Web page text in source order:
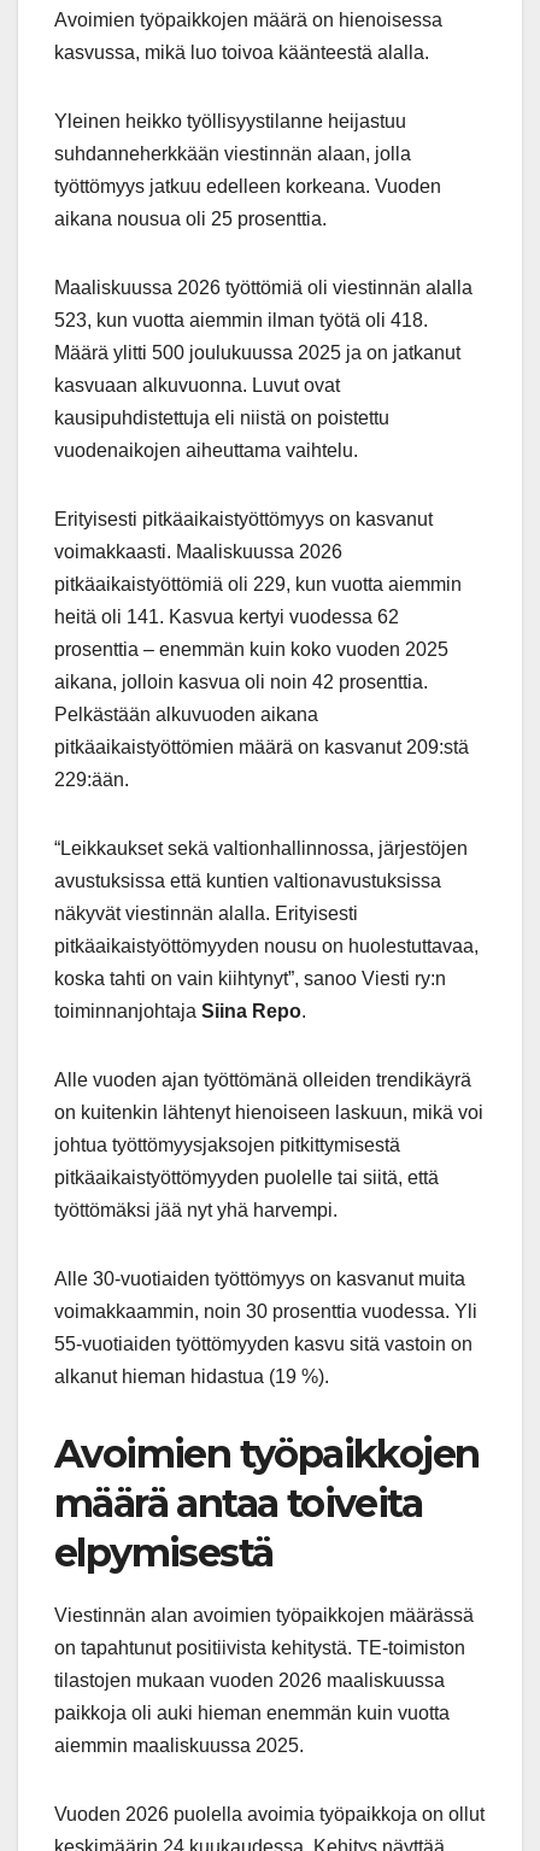
Avoimien työpaikkojen määrä on hienoisessa
kasvussa, mikä luo toivoa käänteestä alalla.
Yleinen heikko työllisyystilanne heijastuu
suhdanneherkkään viestinnän alaan, jolla
työttömyys jatkuu edelleen korkeana. Vuoden
aikana nousua oli 25 prosenttia.
Maaliskuussa 2026 työttömiä oli viestinnän alalla
523, kun vuotta aiemmin ilman työtä oli 418.
Määrä ylitti 500 joulukuussa 2025 ja on jatkanut
kasvuaan alkuvuonna. Luvut ovat
kausipuhdistettuja eli niistä on poistettu
vuodenaikojen aiheuttama vaihtelu.
Erityisesti pitkäaikaistyöttömyys on kasvanut
voimakkaasti. Maaliskuussa 2026
pitkäaikaistyöttömiä oli 229, kun vuotta aiemmin
heitä oli 141. Kasvua kertyi vuodessa 62
prosenttia – enemmän kuin koko vuoden 2025
aikana, jolloin kasvua oli noin 42 prosenttia.
Pelkästään alkuvuoden aikana
pitkäaikaistyöttömien määrä on kasvanut 209:stä
229:ään.
“Leikkaukset sekä valtionhallinnossa, järjestöjen
avustuksissa että kuntien valtionavustuksissa
näkyvät viestinnän alalla. Erityisesti
pitkäaikaistyöttömyyden nousu on huolestuttavaa,
koska tahti on vain kiihtynyt”, sanoo Viesti ry:n
toiminnanjohtaja Siina Repo.
Alle vuoden ajan työttömänä olleiden trendikäyrä
on kuitenkin lähtenyt hienoiseen laskuun, mikä voi
johtua työttömyysjaksojen pitkittymisestä
pitkäaikaistyöttömyyden puolelle tai siitä, että
työttömäksi jää nyt yhä harvempi.
Alle 30-vuotiaiden työttömyys on kasvanut muita
voimakkaammin, noin 30 prosenttia vuodessa. Yli
55-vuotiaiden työttömyyden kasvu sitä vastoin on
alkanut hieman hidastua (19 %).
Avoimien työpaikkojen
määrä antaa toiveita
elpymisestä
Viestinnän alan avoimien työpaikkojen määrässä
on tapahtunut positiivista kehitystä. TE-toimiston
tilastojen mukaan vuoden 2026 maaliskuussa
paikkoja oli auki hieman enemmän kuin vuotta
aiemmin maaliskuussa 2025.
Vuoden 2026 puolella avoimia työpaikkoja on ollut
keskimäärin 24 kuukaudessa. Kehitys näyttää